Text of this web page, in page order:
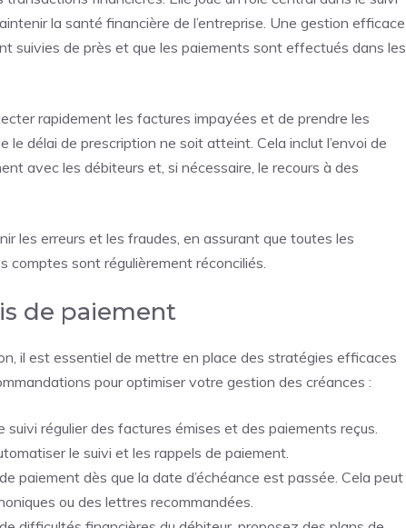
la santé financière de l’entreprise. Une gestion efficace
suivies de près et que les paiements sont effectués dans les
rapidement les factures impayées et de prendre les
délai de prescription ne soit atteint. Cela inclut l’envoi de
avec les débiteurs et, si nécessaire, le recours à des
les erreurs et les fraudes, en assurant que toutes les
sont régulièrement réconciliés.
de paiement
il est essentiel de mettre en place des stratégies efficaces
pour optimiser votre gestion des créances :
régulier des factures émises et des paiements reçus.
le suivi et les rappels de paiement.
paiement dès que la date d’échéance est passée. Cela peut
ou des lettres recommandées.